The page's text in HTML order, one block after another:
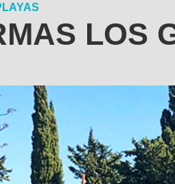
LOS